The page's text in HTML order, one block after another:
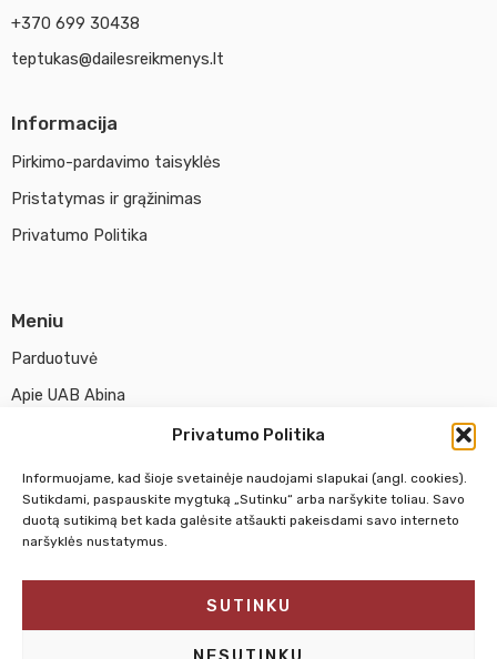
Privatumo Politika
Informuojame, kad šioje svetainėje naudojami slapukai (angl. cookies).
Sutikdami, paspauskite mygtuką „Sutinku“ arba naršykite toliau. Savo
duotą sutikimą bet kada galėsite atšaukti pakeisdami savo interneto
naršyklės nustatymus.
SUTINKU
+370 699 30438
teptukas@dailesreikmenys.lt
Informacija
Pirkimo-pardavimo taisyklės
Pristatymas ir grąžinimas
Privatumo Politika
Meniu
Parduotuvė
Apie UAB Abina
Pirm. - Penkt.
10:00 - 18:00
Šeštadienį
Sekmadienį
NEDIRBAME